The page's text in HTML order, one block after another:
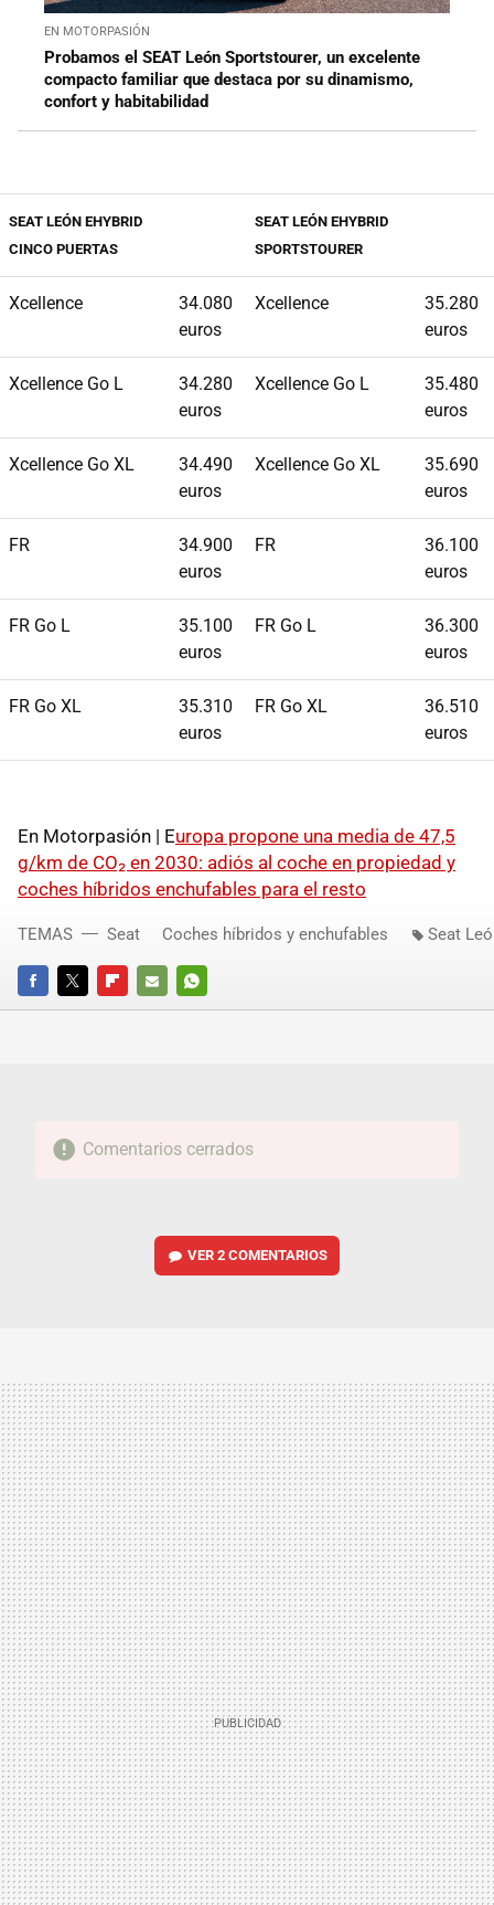
EN MOTORPASIÓN
Probamos el SEAT León Sportstourer, un excelente
compacto familiar que destaca por su dinamismo,
confort y habitabilidad
SEAT LEÓN EHYBRID
CINCO PUERTAS
SEAT LEÓN EHYBRID
SPORTSTOURER
Xcellence
34.080
euros
Xcellence
35.280
euros
Xcellence Go L
34.280
euros
Xcellence Go L
35.480
euros
Xcellence Go XL
34.490
euros
Xcellence Go XL
35.690
euros
FR
34.900
euros
FR
36.100
euros
FR Go L
35.100
euros
FR Go L
36.300
euros
FR Go XL
35.310
euros
FR Go XL
36.510
euros
En Motorpasión | Europa propone una media de 47,5
g/km de CO₂ en 2030: adiós al coche en propiedad y
coches híbridos enchufables para el resto
FACEBOOKTWITTERFLIPBOARD
E-
WHATSAPP
TEMAS Seat Coches híbridos y enchufables Seat
Comentarios cerrados
VER2 COMENTARIOS